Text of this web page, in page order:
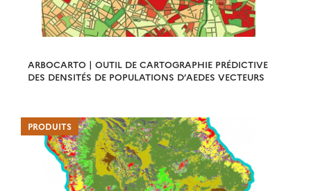
ARBOCARTO | OUTIL DE CARTOGRAPHIE PRÉDICTIVE
DES DENSITÉS DE POPULATIONS D’AEDES VECTEURS
PRODUITS